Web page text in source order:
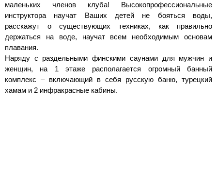
маленьких членов клуба! Высокопрофессиональные
инструктора научат Ваших детей не бояться воды,
расскажут о существующих техниках, как правильно
держаться на воде, научат всем необходимым основам
плавания.
Наряду с раздельными финскими саунами для мужчин и
женщин, на 1 этаже располагается огромный банный
комплекс – включающий в себя русскую баню, турецкий
хамам и 2 инфракрасные кабины.